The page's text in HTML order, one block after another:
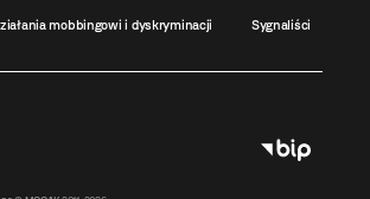
mobbingowi i dyskryminacji Sygnaliści